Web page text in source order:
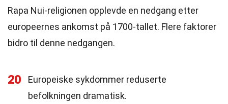
Rapa Nui-religionen opplevde en nedgang etter
europeernes ankomst på 1700-tallet. Flere faktorer
bidro til denne nedgangen.
20
Europeiske sykdommer reduserte
befolkningen dramatisk.